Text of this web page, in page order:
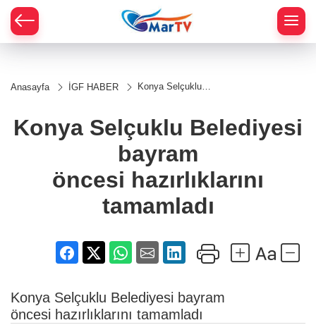
Anasayfa İGF HABER
Konya Selçuklu
tamamladı
Konya Selçuklu Belediyesi
bayram
öncesi hazırlıklarını
tamamladı
Konya Selçuklu Belediyesi bayram
öncesi hazırlıklarını tamamladı